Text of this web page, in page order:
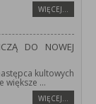
WIĘCEJ…
DO NOWEJ
kultowych
większe ...
WIĘCEJ…